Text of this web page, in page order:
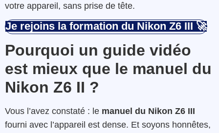
votre appareil, sans prise de tête.
Je rejoins la formation du Nikon Z6 III 🚀
Pourquoi un guide vidéo
est mieux que le manuel du
Nikon Z6 II ?
Vous l’avez constaté : le manuel du Nikon Z6 III
fourni avec l’appareil est dense. Et soyons honnêtes,